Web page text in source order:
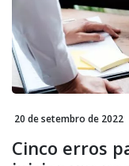
20 de setembro de 2022
Cinco erros